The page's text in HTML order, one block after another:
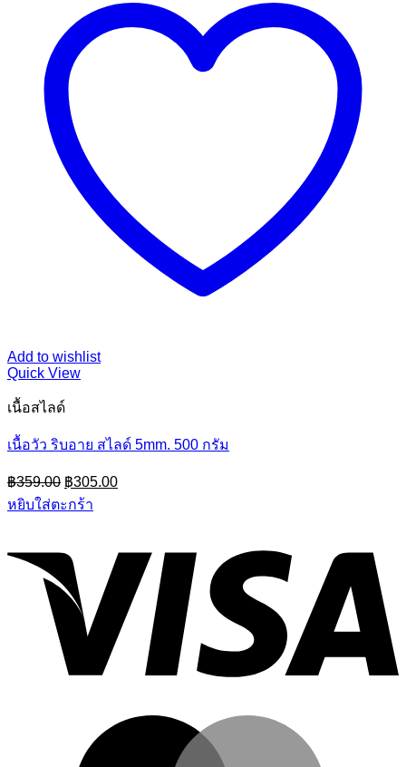
Add to wishlist
Quick View
เนื้อสไลด์
เนื้อวัว ริบอาย สไลด์ 5mm. 500 กรัม
฿359.00 Original
price
was:
฿305.00Current
price
หยิบใส่ตะกร้า